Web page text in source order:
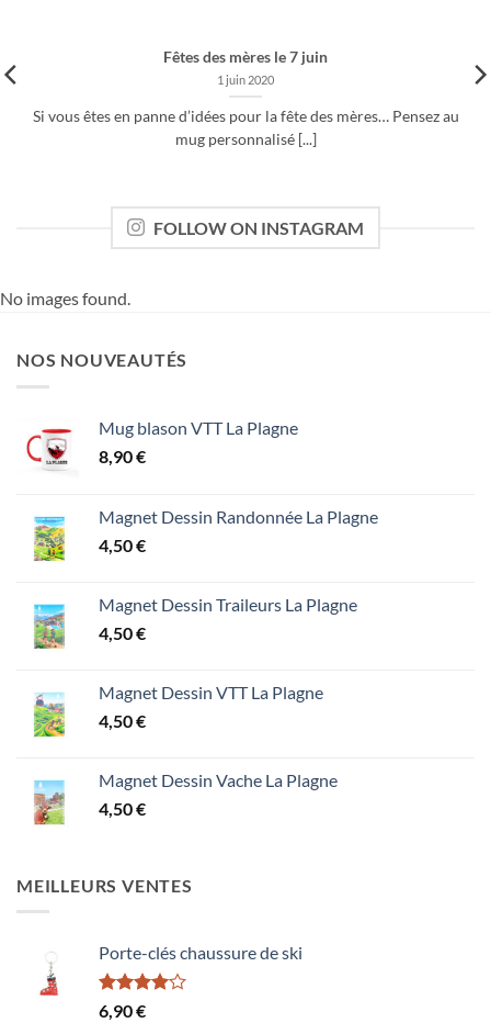
Fêtes des mères le 7 juin
1 juin 2020
Si vous êtes en panne d’idées pour la fête des mères… Pensez au
mug personnalisé [...]
FOLLOW ON INSTAGRAM
No images found.
NOS NOUVEAUTÉS
Mug blason VTT La Plagne
8,90€
Magnet Dessin Randonnée La Plagne
4,50€
Magnet Dessin Traileurs La Plagne
4,50€
Magnet Dessin VTT La Plagne
4,50€
Magnet Dessin Vache La Plagne
4,50€
MEILLEURS VENTES
Porte-clés chaussure de ski
Note
6,90€